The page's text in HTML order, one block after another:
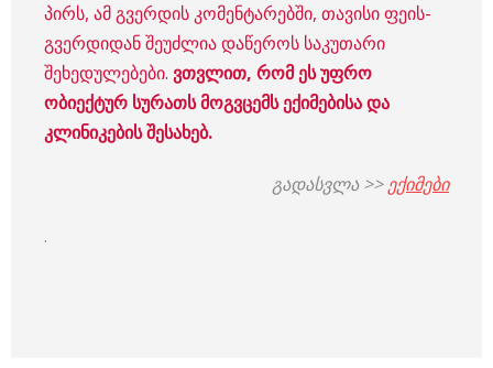
პირს, ამ გვერდის კომენტარებში, თავისი ფეის-
გვერდიდან შეუძლია დაწეროს საკუთარი
შეხედულებები. ვთვლით, რომ ეს უფრო
ობიექტურ სურათს მოგვცემს ექიმებისა და
კლინიკების შესახებ.
გადასვლა >>ექიმები
.